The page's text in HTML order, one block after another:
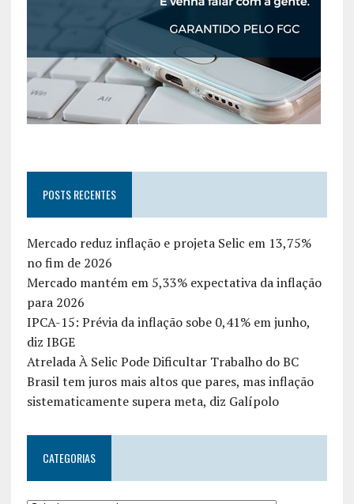
POSTS RECENTES
Mercado reduz inflação e projeta Selic em 13,75%
no fim de 2026
Mercado mantém em 5,33% expectativa da inflação
para 2026
IPCA-15: Prévia da inflação sobe 0,41% em junho,
diz IBGE
Atrelada À Selic Pode Dificultar Trabalho do BC
Brasil tem juros mais altos que pares, mas inflação
sistematicamente supera meta, diz Galípolo
CATEGORIAS